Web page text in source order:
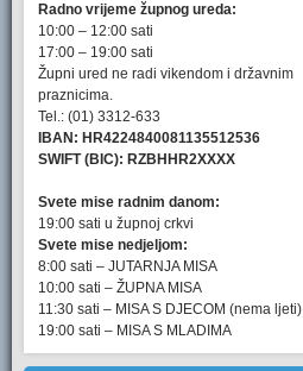
Radno vrijeme župnog ureda:
10:00 – 12:00 sati
17:00 – 19:00 sati
Župni ured ne radi vikendom i državnim
praznicima.
Tel.: (01) 3312-633
IBAN: HR4224840081135512536
SWIFT (BIC): RZBHHR2XXXX
Svete mise radnim danom:
19:00 sati u župnoj crkvi
Svete mise nedjeljom:
8:00 sati – JUTARNJA MISA
10:00 sati – ŽUPNA MISA
11:30 sati – MISA S DJECOM (nema ljeti)
19:00 sati – MISA S MLADIMA